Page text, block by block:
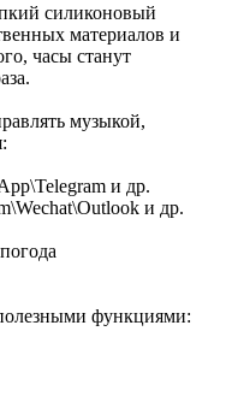
силиконовый
материалов и
часы станут
музыкой,
и др.
и др.
функциями: